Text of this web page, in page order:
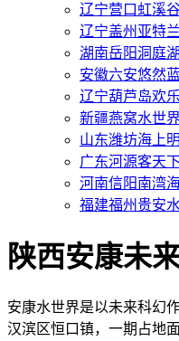
辽宁营口虹溪
辽宁盖州亚特
湖南岳阳洞庭
安徽六安悠然
辽宁葫芦岛欢
新疆燕窝水世
山东潍坊海上
广东河源客天
河南信阳南湾
福建福州贵安
陕西安康未
安康水世界是以未来科幻
汉滨区恒口镇，一期占地